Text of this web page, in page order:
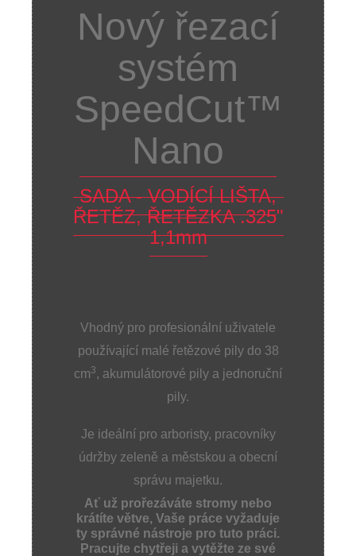
Nový řezací
systém
SpeedCut™
Nano
SADA - VODÍCÍ LIŠTA,
ŘETĚZ, ŘETĚZKA .325"
1,1mm
Vhodný pro profesionální uživatele
používající malé řetězové pily do 38
cm3, akumulátorové pily a jednoruční
pily.
Je ideální pro arboristy, pracovníky
údržby zeleně a městskou a obecní
správu majetku.
Ať už prořezáváte stromy nebo
krátíte větve, Vaše práce vyžaduje
ty správné nástroje pro tuto práci.
Pracujte chytřeji a vytěžte ze své